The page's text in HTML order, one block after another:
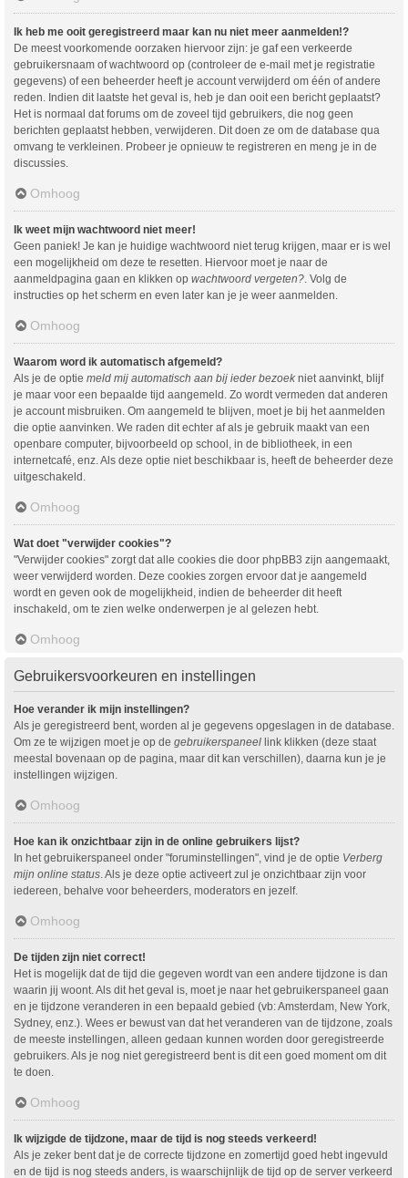
Ik heb me ooit geregistreerd maar kan nu niet meer aanmelden!?
De meest voorkomende oorzaken hiervoor zijn: je gaf een verkeerde
gebruikersnaam of wachtwoord op (controleer de e-mail met je registratie
gegevens) of een beheerder heeft je account verwijderd om één of andere
reden. Indien dit laatste het geval is, heb je dan ooit een bericht geplaatst?
Het is normaal dat forums om de zoveel tijd gebruikers, die nog geen
berichten geplaatst hebben, verwijderen. Dit doen ze om de database qua
omvang te verkleinen. Probeer je opnieuw te registreren en meng je in de
discussies.
Omhoog
Ik weet mijn wachtwoord niet meer!
Geen paniek! Je kan je huidige wachtwoord niet terug krijgen, maar er is wel
een mogelijkheid om deze te resetten. Hiervoor moet je naar de
aanmeldpagina gaan en klikken op wachtwoord vergeten? . Volg de
instructies op het scherm en even later kan je je weer aanmelden.
Omhoog
Waarom word ik automatisch afgemeld?
Als je de optie meld mij automatisch aan bij ieder bezoek niet aanvinkt, blijf
je maar voor een bepaalde tijd aangemeld. Zo wordt vermeden dat anderen
je account misbruiken. Om aangemeld te blijven, moet je bij het aanmelden
die optie aanvinken. We raden dit echter af als je gebruik maakt van een
openbare computer, bijvoorbeeld op school, in de bibliotheek, in een
internetcafé, enz. Als deze optie niet beschikbaar is, heeft de beheerder deze
uitgeschakeld.
Omhoog
Wat doet "verwijder cookies"?
"Verwijder cookies" zorgt dat alle cookies die door phpBB3 zijn aangemaakt,
weer verwijderd worden. Deze cookies zorgen ervoor dat je aangemeld
wordt en geven ook de mogelijkheid, indien de beheerder dit heeft
inschakeld, om te zien welke onderwerpen je al gelezen hebt.
Omhoog
Gebruikersvoorkeuren en instellingen
Hoe verander ik mijn instellingen?
Als je geregistreerd bent, worden al je gegevens opgeslagen in de database.
Om ze te wijzigen moet je op de gebruikerspaneel link klikken (deze staat
meestal bovenaan op de pagina, maar dit kan verschillen), daarna kun je je
instellingen wijzigen.
Omhoog
Hoe kan ik onzichtbaar zijn in de online gebruikers lijst?
In het gebruikerspaneel onder "foruminstellingen", vind je de optie Verberg
mijn online status . Als je deze optie activeert zul je onzichtbaar zijn voor
iedereen, behalve voor beheerders, moderators en jezelf.
Omhoog
De tijden zijn niet correct!
Het is mogelijk dat de tijd die gegeven wordt van een andere tijdzone is dan
waarin jij woont. Als dit het geval is, moet je naar het gebruikerspaneel gaan
en je tijdzone veranderen in een bepaald gebied (vb: Amsterdam, New York,
Sydney, enz.). Wees er bewust van dat het veranderen van de tijdzone, zoals
de meeste instellingen, alleen gedaan kunnen worden door geregistreerde
gebruikers. Als je nog niet geregistreerd bent is dit een goed moment om dit
te doen.
Omhoog
Ik wijzigde de tijdzone, maar de tijd is nog steeds verkeerd!
Als je zeker bent dat je de correcte tijdzone en zomertijd goed hebt ingevuld
en de tijd is nog steeds anders, is waarschijnlijk de tijd op de server verkeerd